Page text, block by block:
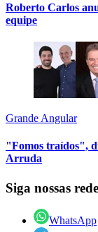
Roberto Carlos
equipe
Grande Angular
"Fomos traídos",
Arruda
Siga nossas
WhatsApp